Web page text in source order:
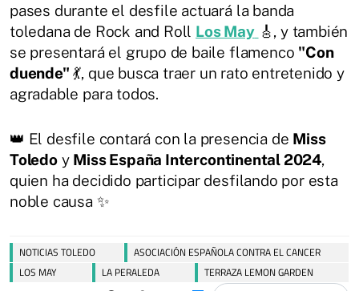
pases durante el desfile actuará la banda
toledana de Rock and Roll Los May 🎸, y también
se presentará el grupo de baile flamenco "Con
duende" 💃, que busca traer un rato entretenido y
agradable para todos.
👑 El desfile contará con la presencia de Miss
Toledoy Miss España Intercontinental 2024,
quien ha decidido participar desfilando por esta
noble causa ✨
NOTICIAS TOLEDO
ASOCIACIÓN ESPAÑOLA CONTRA EL CANCER
LOS MAY
LA PERALEDA TERRAZA LEMON GARDEN